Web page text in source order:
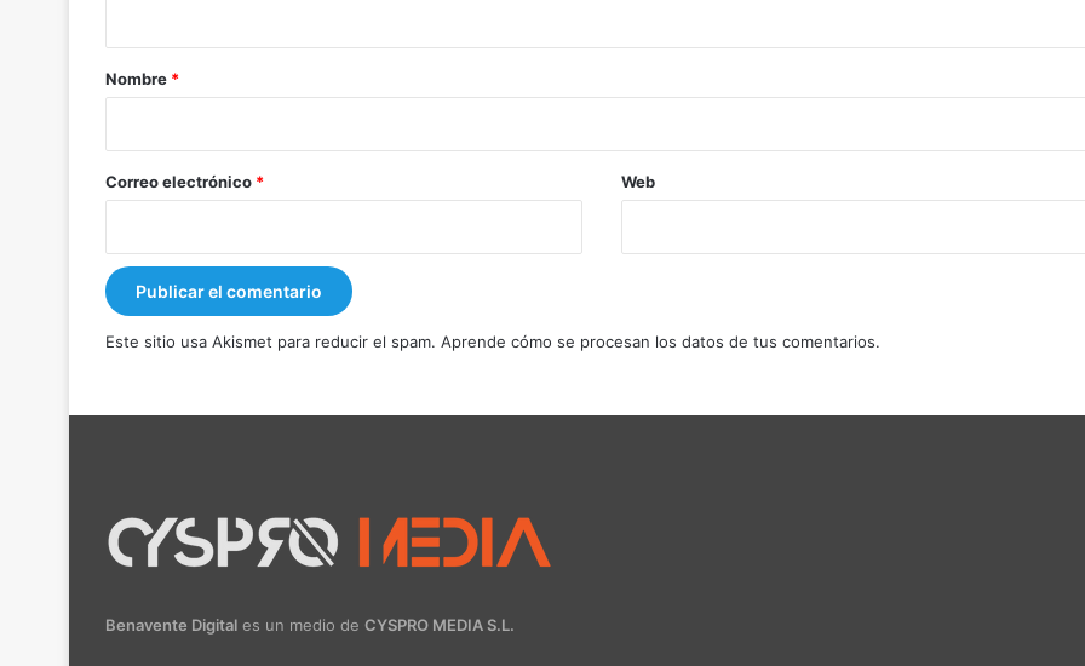
r
*
Nombre *
Correo electrónico * Web
Este sitio usa Akismet para reducir el spam. Aprende cómo se procesan los datos de tus comentarios.
Benavente Digital es un medio de CYSPRO MEDIA S.L.